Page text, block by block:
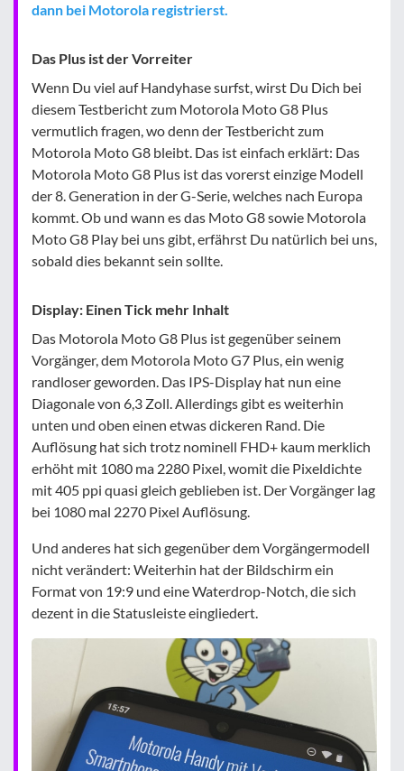
dann bei Motorola registrierst.
Das Plus ist der Vorreiter
Wenn Du viel auf Handyhase surfst, wirst Du Dich bei
diesem Testbericht zum Motorola Moto G8 Plus
vermutlich fragen, wo denn der Testbericht zum
Motorola Moto G8 bleibt. Das ist einfach erklärt: Das
Motorola Moto G8 Plus ist das vorerst einzige Modell
der 8. Generation in der G-Serie, welches nach Europa
kommt. Ob und wann es das Moto G8 sowie Motorola
Moto G8 Play bei uns gibt, erfährst Du natürlich bei uns,
sobald dies bekannt sein sollte.
Display: Einen Tick mehr Inhalt
Das Motorola Moto G8 Plus ist gegenüber seinem
Vorgänger, dem Motorola Moto G7 Plus, ein wenig
randloser geworden. Das IPS-Display hat nun eine
Diagonale von 6,3 Zoll. Allerdings gibt es weiterhin
unten und oben einen etwas dickeren Rand. Die
Auflösung hat sich trotz nominell FHD+ kaum merklich
erhöht mit 1080 ma 2280 Pixel, womit die Pixeldichte
mit 405 ppi quasi gleich geblieben ist. Der Vorgänger lag
bei 1080 mal 2270 Pixel Auflösung.
Und anderes hat sich gegenüber dem Vorgängermodell
nicht verändert: Weiterhin hat der Bildschirm ein
Format von 19:9 und eine Waterdrop-Notch, die sich
dezent in die Statusleiste eingliedert.